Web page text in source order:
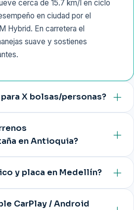
cerca de 15.7 km/l en ciclo
en ciudad por el
Hybrid. En carretera el
suave y sostienes
X bolsas/personas?
en Antioquia?
y placa en Medellín?
CarPlay / Android